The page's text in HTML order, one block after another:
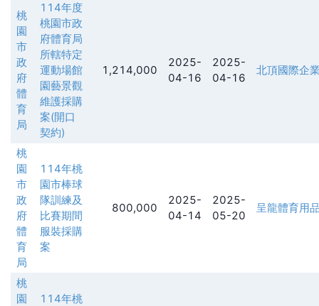
桃
園
市
政
府
體
育
局
114年度
桃園市政
府體育局
所轄特定
運動場館
園藝景觀
維護採購
案(開口
契約)
1,214,000
2025-
04-16
2025-
04-16
北頂國際企
桃
園
市
政
府
體
育
局
114年桃
園市棒球
隊訓練及
比賽期間
服裝採購
案
800,000
2025-
04-14
2025-
05-20
呈龍體育用
桃
園
114年桃